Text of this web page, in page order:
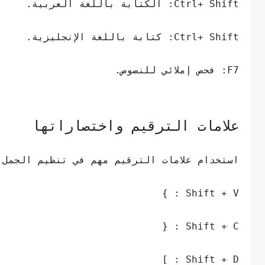
Ctrl+ Shift: الكتابة باللغة العربية.
Ctrl+ Shift: كتابة باللغة الإنجليزية.
F7: فحص إملائي للنصوص.
علامات الترقيم واختصاراتها
استخدام علامات الترقيم مهم في تنظيم
Shift + V : }
Shift + C : {
Shift + D : ]